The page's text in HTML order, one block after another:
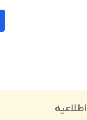
اطلاعیه